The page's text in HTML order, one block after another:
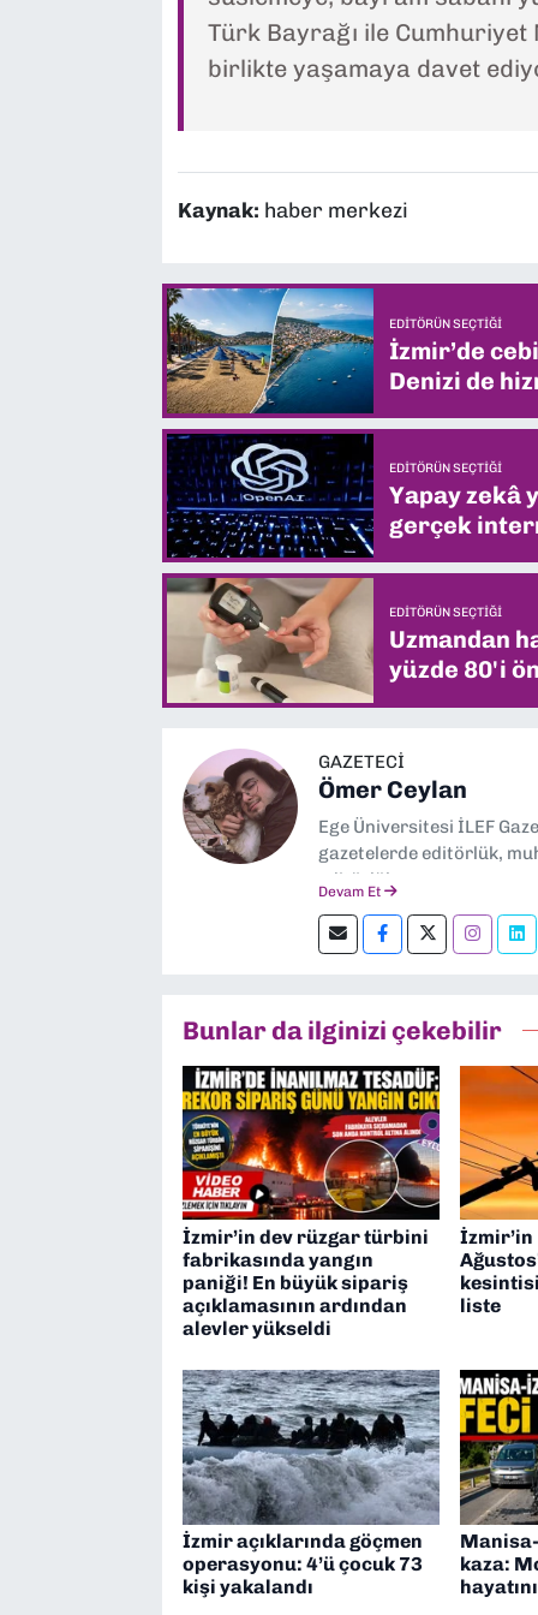
Türk Bayrağı ile
birlikte yaşamaya davet
Kaynak: haber merkezi
EDITÖRÜN SEÇTIĞI
İzmir’de
Denizi de
EDITÖRÜN SEÇTIĞI
Yapay zekâ
gerçek
EDITÖRÜN SEÇTIĞI
Uzmandan
yüzde 80'i
GAZETECİ
Ömer Ceylan
Ege Üniversitesi İLEF
gazetelerde editörlük,
editörlük yapıyorum.
Devam Et
Bunlar da ilginizi çekebilir
İzmir’in dev rüzgar türbini
fabrikasında yangın
paniği! En büyük sipariş
açıklamasının ardından
alevler yükseldi
liste
İzmir açıklarında göçmen
operasyonu: 4’ü çocuk 73
kişi yakalandı
kaza: